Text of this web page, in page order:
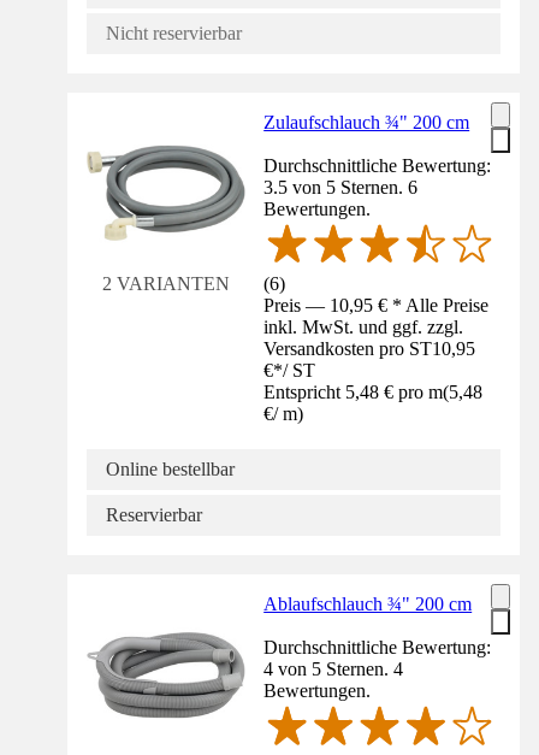
Nicht reservierbar
2 VARIANTEN
Zulaufschlauch ¾" 200 cm
Durchschnittliche Bewertung:
3.5 von 5 Sternen. 6
Bewertungen.
(6)
Preis — 10,95 € * Alle Preise
inkl. MwSt. und ggf. zzgl.
Versandkosten pro ST10,95
€*/ ST
Entspricht 5,48 € pro m(5,48
€/ m)
Online bestellbar
Reservierbar
Ablaufschlauch ¾" 200 cm
Durchschnittliche Bewertung:
4 von 5 Sternen. 4
Bewertungen.